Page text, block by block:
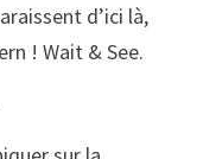
d’ici là,
! Wait & See.